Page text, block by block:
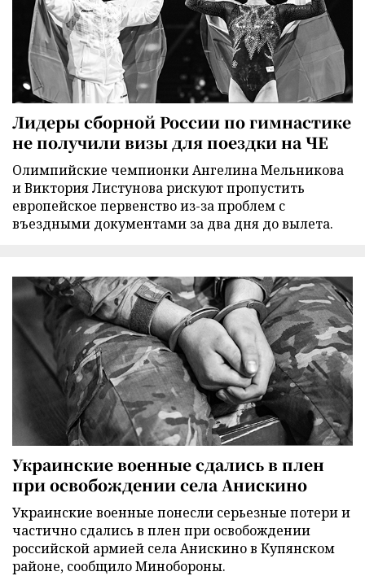
Лидеры сборной России по гимнастике
не получили визы для поездки на ЧЕ
Олимпийские чемпионки Ангелина Мельникова
и Виктория Листунова рискуют пропустить
европейское первенство из-за проблем с
въездными документами за два дня до вылета.
Украинские военные сдались в плен
при освобождении села Анискино
Украинские военные понесли серьезные потери и
частично сдались в плен при освобождении
российской армией села Анискино в Купянском
районе, сообщило Минобороны.